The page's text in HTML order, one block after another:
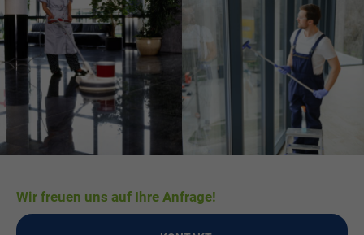
Wir freuen uns auf Ihre Anfrage!